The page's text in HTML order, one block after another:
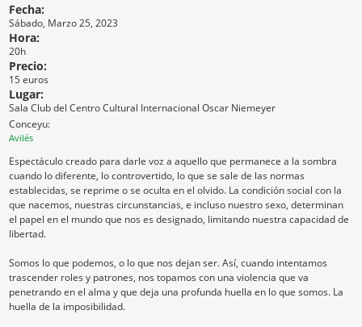
Fecha:
Sábado, Marzo 25, 2023
Hora:
20h
Precio:
15 euros
Lugar:
Sala Club del Centro Cultural Internacional Oscar Niemeyer
Conceyu:
Avilés
Espectáculo creado para darle voz a aquello que permanece a la sombra
cuando lo diferente, lo controvertido, lo que se sale de las normas
establecidas, se reprime o se oculta en el olvido. La condición social con la
que nacemos, nuestras circunstancias, e incluso nuestro sexo, determinan
el papel en el mundo que nos es designado, limitando nuestra capacidad de
libertad.
Somos lo que podemos, o lo que nos dejan ser. Así, cuando intentamos
trascender roles y patrones, nos topamos con una violencia que va
penetrando en el alma y que deja una profunda huella en lo que somos. La
huella de la imposibilidad.